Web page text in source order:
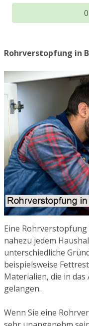
Rohrverstopfung in
Eine
nahezu jedem
unterschiedliche
beispielsweise
Materialien, die in
gelangen.
Wenn Sie eine